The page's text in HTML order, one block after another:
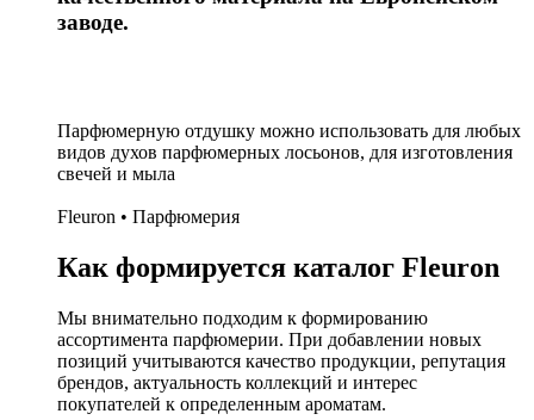
заводе.
Парфюмерную отдушку можно использовать для любых
видов духов парфюмерных лосьонов, для изготовления
свечей и мыла
Fleuron • Парфюмерия
Как формируется каталог Fleuron
Мы внимательно подходим к формированию
ассортимента парфюмерии. При добавлении новых
позиций учитываются качество продукции, репутация
брендов, актуальность коллекций и интерес
покупателей к определенным ароматам.